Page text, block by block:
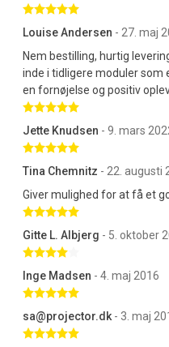
Betygsatt 5 av 5
Louise Andersen - 27. maj
Nem bestilling, hurtig
inde i tidligere moduler som
en fornøjelse og positiv
Betygsatt 5 av 5
Jette Knudsen - 9. mars
Betygsatt 5 av 5
Tina Chemnitz - 22. augusti
Giver mulighed for at få et
Betygsatt 5 av 5
Gitte L. Albjerg - 5. oktober
Inge Madsen - 4. maj 2016
Betygsatt 5 av 5
sa@projector.dk - 3. maj
Betygsatt 5 av 5